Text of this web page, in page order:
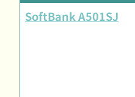
SoftBank A501SJ